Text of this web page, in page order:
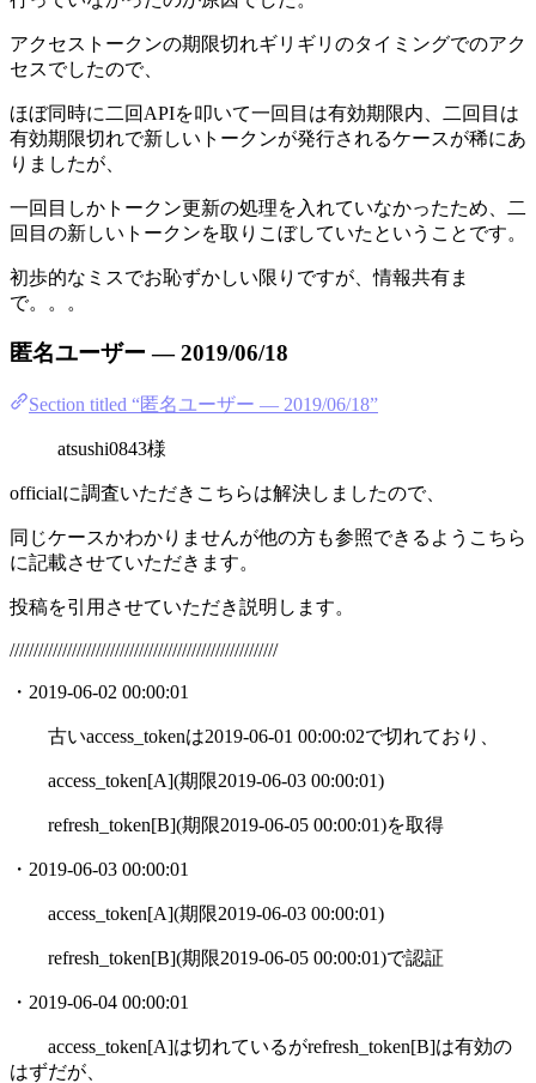
アクセストークンの期限切れギリギリのタイミングでのアク
セスでしたので、
ほぼ同時に二回APIを叩いて一回目は有効期限内、二回目は
有効期限切れで新しいトークンが発行されるケースが稀にあ
りましたが、
一回目しかトークン更新の処理を入れていなかったため、二
回目の新しいトークンを取りこぼしていたということです。
初歩的なミスでお恥ずかしい限りですが、情報共有ま
で。。。
匿名ユーザー — 2019/06/18
Section titled “匿名ユーザー — 2019/06/18”
atsushi0843様
officialに調査いただきこちらは解決しましたので、
同じケースかわかりませんが他の方も参照できるようこちら
に記載させていただきます。
投稿を引用させていただき説明します。
////////////////////////////////////////////////////////
・2019-06-02 00:00:01
古いaccess_tokenは2019-06-01 00:00:02で切れており、
access_token[A](期限2019-06-03 00:00:01)
refresh_token[B](期限2019-06-05 00:00:01)を取得
・2019-06-03 00:00:01
access_token[A](期限2019-06-03 00:00:01)
refresh_token[B](期限2019-06-05 00:00:01)で認証
・2019-06-04 00:00:01
access_token[A]は切れているがrefresh_token[B]は有効の
はずだが、